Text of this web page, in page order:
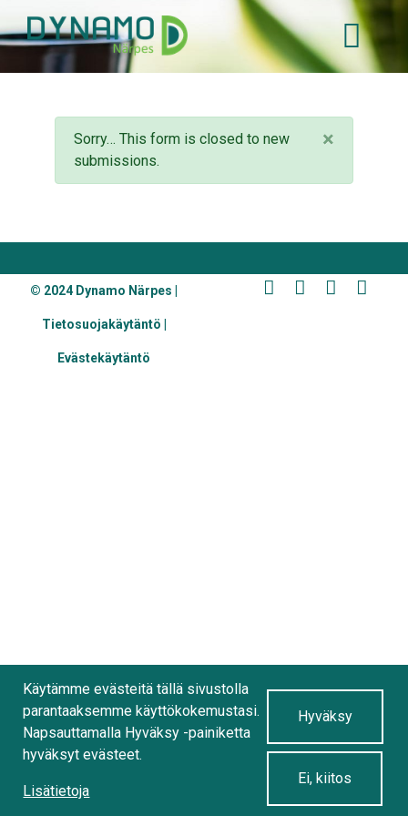
Hyppää
pääsisältöön
×
Tilanneviesti
Sorry… This form is closed to new
submissions.
BOTTOM FOOTER MENU
© 2024 Dynamo Närpes |
Tietosuojakäytäntö |
Evästekäytäntö
Käytämme evästeitä tällä sivustolla
parantaaksemme käyttökokemustasi.
Napsauttamalla Hyväksy -painiketta
hyväksyt evästeet.
Lisätietoja
Hyväksy
Ei, kiitos